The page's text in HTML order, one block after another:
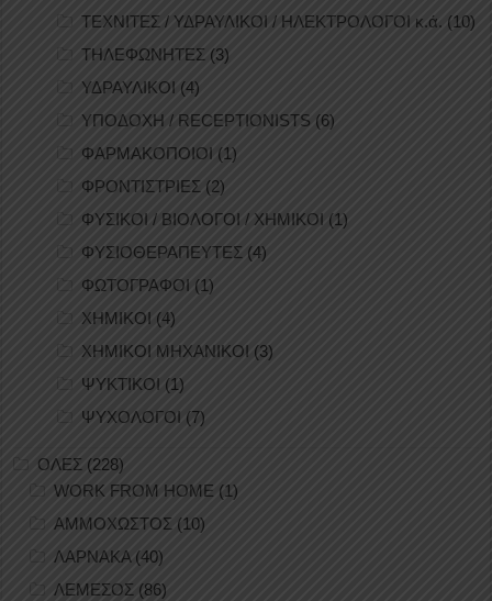
ΤΕΧΝΙΤΕΣ / ΥΔΡΑΥΛΙΚΟΙ / ΗΛΕΚΤΡΟΛΟΓΟΙ κ.ά. (10)
ΤΗΛΕΦΩΝΗΤΕΣ (3)
ΥΔΡΑΥΛΙΚΟΙ (4)
ΥΠΟΔΟΧΗ / RECEPTIONISTS (6)
ΦΑΡΜΑΚΟΠΟΙΟΙ (1)
ΦΡΟΝΤΙΣΤΡΙΕΣ (2)
ΦΥΣΙΚΟΙ / ΒΙΟΛΟΓΟΙ / ΧΗΜΙΚΟΙ (1)
ΦΥΣΙΟΘΕΡΑΠΕΥΤΕΣ (4)
ΦΩΤΟΓΡΑΦΟΙ (1)
ΧΗΜΙΚΟΙ (4)
ΧΗΜΙΚΟΙ ΜΗΧΑΝΙΚΟΙ (3)
ΨΥΚΤΙΚΟΙ (1)
ΨΥΧΟΛΟΓΟΙ (7)
ΟΛΕΣ (228)
WORK FROM HOME (1)
ΑΜΜΟΧΩΣΤΟΣ (10)
ΛΑΡΝΑΚΑ(40)
ΛΕΜΕΣΟΣ (86)